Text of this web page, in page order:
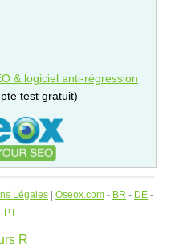
& logiciel anti-régression
test gratuit)
Légales Oseox.com - BR - DE -
PT
R